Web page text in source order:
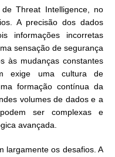
Threat Intelligence, no
A precisão dos dados
informações incorretas
sensação de segurança
às mudanças constantes
exige uma cultura de
formação contínua da
volumes de dados e a
ser complexas e
avançada.
largamente os desafios. A